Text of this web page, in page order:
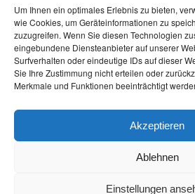
Um Ihnen ein optimales Erlebnis zu bieten,
wie Cookies, um Geräteinformationen zu
zuzugreifen. Wenn Sie diesen Technologien
eingebundene Diensteanbieter auf unserer
Surfverhalten oder eindeutige IDs auf dieser
Sie Ihre Zustimmung nicht erteilen oder
Merkmale und Funktionen beeinträchtigt
Akzeptieren
Ablehnen
Einstellungen
Cookie-Richtlinie (EU)
Datenschutzerklärung
Online Visitors:0
Last 30 Days Views:2.061